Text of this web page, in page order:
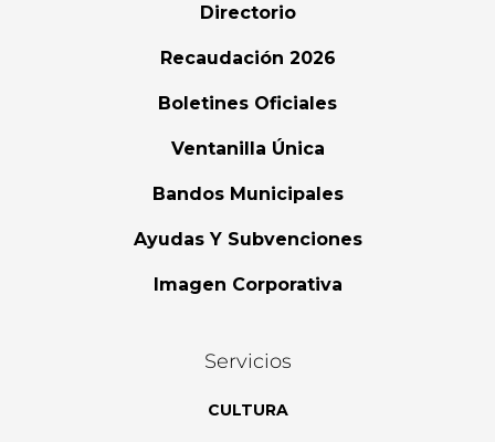
Directorio
Recaudación 2026
Boletines Oficiales
Ventanilla Única
Bandos Municipales
Ayudas Y Subvenciones
Imagen Corporativa
Servicios
CULTURA